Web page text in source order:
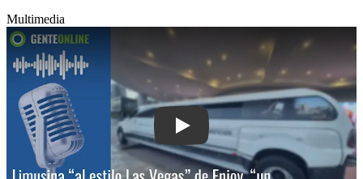
Multimedia
Play: Limusina “al estilo Las Vegas”